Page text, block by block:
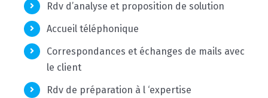
Rdv d’analyse et proposition de solution
Accueil téléphonique
Correspondances et échanges de mails avec
le client
Rdv de préparation à l ‘expertise